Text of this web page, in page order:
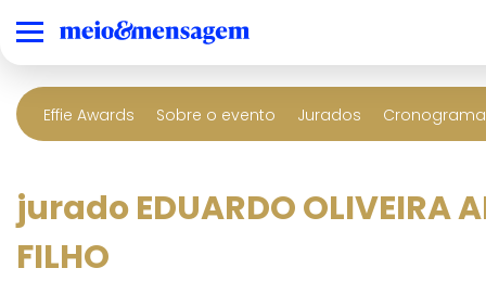
Effie Awards Sobre o evento Jurados
jurado EDUARDO OLIVEIRA
FILHO